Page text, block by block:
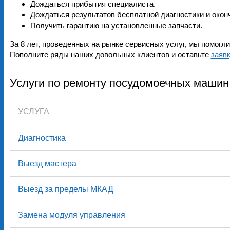
Дождаться прибытия специалиста.
Дождаться результатов бесплатной диагностики и
Получить гарантию на установленные запчасти.
За 8 лет, проведенных на рынке сервисных услуг, мы
Пополните ряды наших довольных клиентов и оставьте
Услуги по ремонту посудомоечных
УСЛУГА
Диагностика
Выезд мастера
Выезд за пределы МКАД
Замена модуля управления